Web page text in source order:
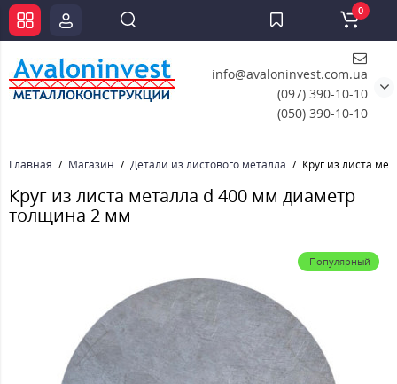
info@avaloninvest.com.ua
(097) 390-10-10
(050) 390-10-10
0
Главная Магазин Детали из листового металла Круг из листа
Круг из листа металла d 400 мм диаметр
толщина 2 мм
Популярный